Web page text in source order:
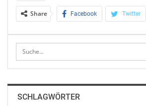
MAK konzipierten, atmosphärisch
Erlebnisräume geben mit mehr als
angewandten Kunst, wie ihn nur das
umfangreichen Sammlung bieten kann.
Teppiche entfaltet eine
rund um eine der wertvollsten und
Share Facebook Twitter
SCHLAGWÖRTER